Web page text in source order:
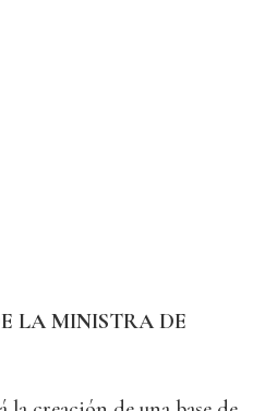
LA MINISTRA DE